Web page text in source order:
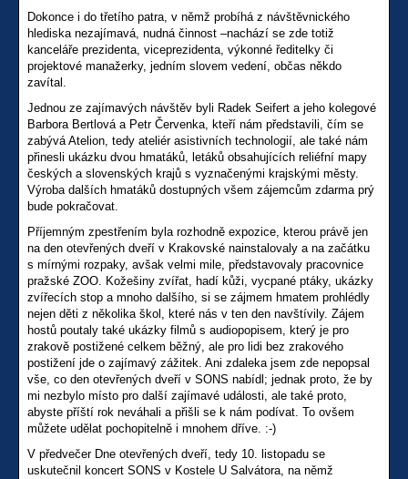
Dokonce i do třetího patra, v němž probíhá z návštěvnického
hlediska nezajímavá, nudná činnost –nachází se zde totiž
kanceláře prezidenta, viceprezidenta, výkonné ředitelky či
projektové manažerky, jedním slovem vedení, občas někdo
zavítal.
Jednou ze zajímavých návštěv byli Radek Seifert a jeho kolegové
Barbora Bertlová a Petr Červenka, kteří nám představili, čím se
zabývá Atelion, tedy ateliér asistivních technologií, ale také nám
přinesli ukázku dvou hmatáků, letáků obsahujících reliéfní mapy
českých a slovenských krajů s vyznačenými krajskými městy.
Výroba dalších hmatáků dostupných všem zájemcům zdarma prý
bude pokračovat.
Příjemným zpestřením byla rozhodně expozice, kterou právě jen
na den otevřených dveří v Krakovské nainstalovaly a na začátku
s mírnými rozpaky, avšak velmi mile, představovaly pracovnice
pražské ZOO. Kožešiny zvířat, hadí kůži, vycpané ptáky, ukázky
zvířecích stop a mnoho dalšího, si se zájmem hmatem prohlédly
nejen děti z několika škol, které nás v ten den navštívily. Zájem
hostů poutaly také ukázky filmů s audiopopisem, který je pro
zrakově postižené celkem běžný, ale pro lidi bez zrakového
postižení jde o zajímavý zážitek. Ani zdaleka jsem zde nepopsal
vše, co den otevřených dveří v SONS nabídl; jednak proto, že by
mi nezbylo místo pro další zajímavé události, ale také proto,
abyste příští rok neváhali a přišli se k nám podívat. To ovšem
můžete udělat pochopitelně i mnohem dříve. :-)
V předvečer Dne otevřených dveří, tedy 10. listopadu se
uskutečnil koncert SONS v Kostele U Salvátora, na němž